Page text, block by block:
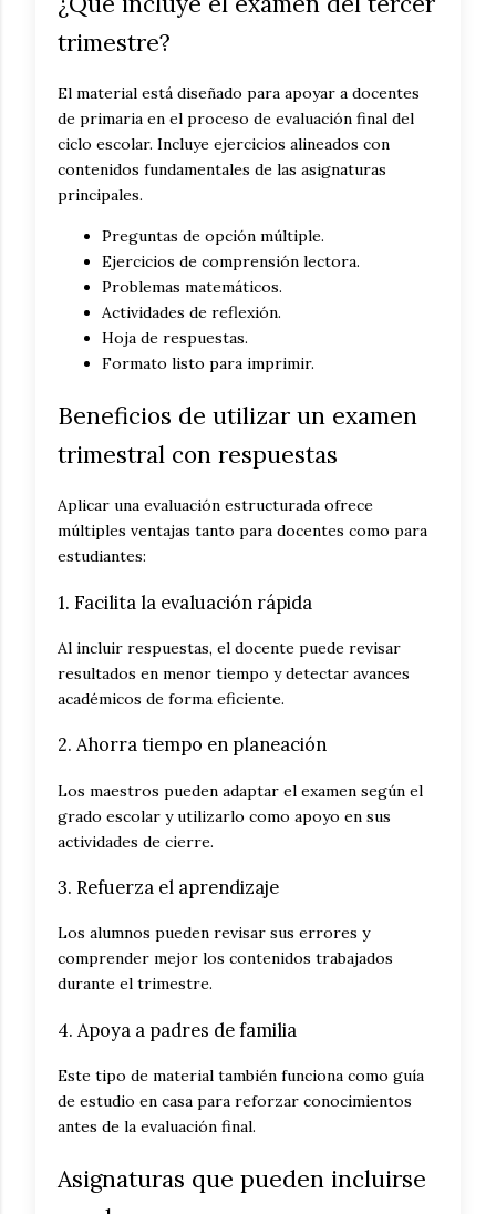
trimestre?
El material está diseñado para apoyar a docentes
de primaria en el proceso de evaluación final del
ciclo escolar. Incluye ejercicios alineados con
contenidos fundamentales de las asignaturas
principales.
Preguntas de opción múltiple.
Ejercicios de comprensión lectora.
Problemas matemáticos.
Actividades de reflexión.
Hoja de respuestas.
Formato listo para imprimir.
Beneficios de utilizar un examen
trimestral con respuestas
Aplicar una evaluación estructurada ofrece
múltiples ventajas tanto para docentes como para
estudiantes:
1. Facilita la evaluación rápida
Al incluir respuestas, el docente puede revisar
resultados en menor tiempo y detectar avances
académicos de forma eficiente.
2. Ahorra tiempo en planeación
Los maestros pueden adaptar el examen según el
grado escolar y utilizarlo como apoyo en sus
actividades de cierre.
3. Refuerza el aprendizaje
Los alumnos pueden revisar sus errores y
comprender mejor los contenidos trabajados
durante el trimestre.
4. Apoya a padres de familia
Este tipo de material también funciona como guía
de estudio en casa para reforzar conocimientos
antes de la evaluación final.
Asignaturas que pueden incluirse